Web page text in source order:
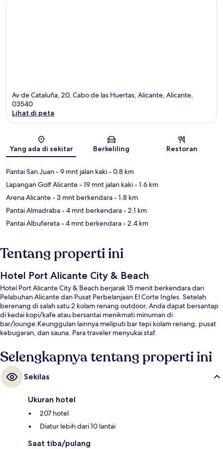
Av de Cataluña, 20, Cabo de las Huertas, Alicante, Alicante,
03540
Lihat di peta
Yang ada di sekitar Berkeliling Restoran
Pantai San Juan- 9 mnt jalan kaki- 0.8 km
Lapangan Golf Alicante- 19 mnt jalan kaki- 1.6 km
Arena Alicante- 3 mnt berkendara- 1.8 km
Pantai Almadraba- 4 mnt berkendara- 2.1 km
Pantai Albufereta- 4 mnt berkendara- 2.4 km
Tentang properti ini
Hotel Port Alicante City & Beach
Hotel Port Alicante City & Beach berjarak 15 menit berkendara dari
Pelabuhan Alicante dan Pusat Perbelanjaan El Corte Ingles. Setelah
berenang di salah satu 2 kolam renang outdoor, Anda dapat bersantap
di kedai kopi/kafe atau bersantai menikmati minuman di
bar/lounge.Keunggulan lainnya meliputi bar tepi kolam renang, pusat
kebugaran, dan sauna. Para traveler menyukai staf.
Selengkapnya tentang properti ini
Sekilas
Ukuran hotel
207 hotel
Diatur lebih dari 10 lantai
Saat tiba/pulang